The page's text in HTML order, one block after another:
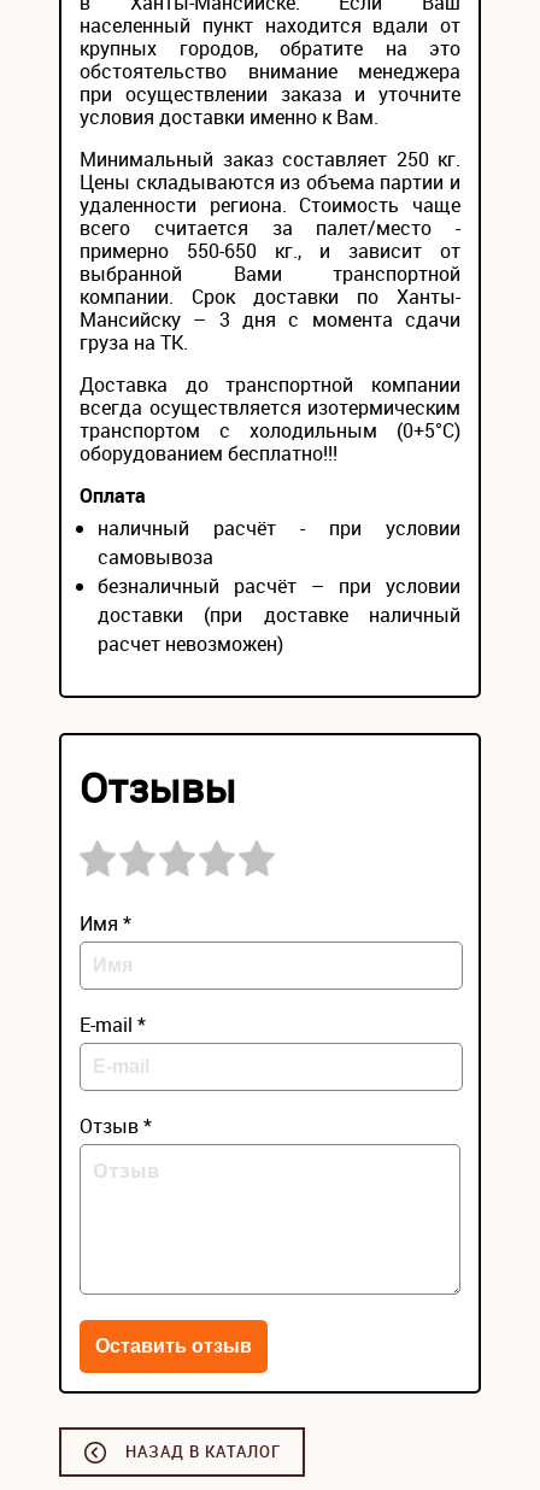
населенный пункт находится вдали от
крупных городов, обратите на это
обстоятельство внимание менеджера
при осуществлении заказа и уточните
условия доставки именно к Вам.
Минимальный заказ составляет 250 кг.
Цены складываются из объема партии и
удаленности региона. Стоимость чаще
всего считается за палет/место -
примерно 550-650 кг., и зависит от
выбранной Вами транспортной
компании. Срок доставки по Ханты-
Мансийску – 3 дня с момента сдачи
груза на ТК.
Доставка до транспортной компании
всегда осуществляется изотермическим
транспортом с холодильным (0+5°С)
оборудованием бесплатно!!!
Оплата
наличный расчёт - при условии
самовывоза
безналичный расчёт – при условии
доставки (при доставке наличный
расчет невозможен)
Отзывы
Имя *
E-mail *
Отзыв *
НАЗАД В КАТАЛОГ